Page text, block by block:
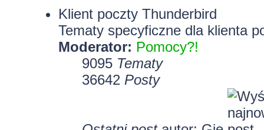
Klient poczty Thunderbird
Tematy specyficzne dla klienta
Moderator: Pomocy?!
9095 Tematy
36642 Posty